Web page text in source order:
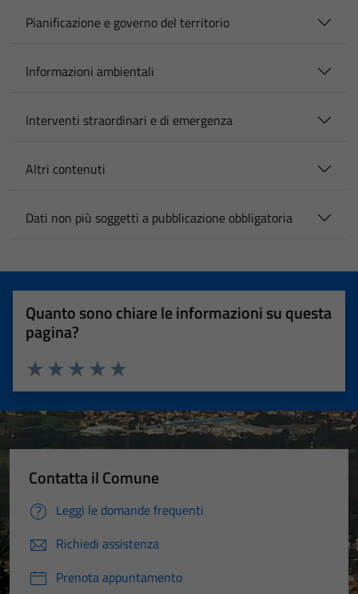
Pianificazione e governo del territorio
Informazioni ambientali
Interventi straordinari e di emergenza
Altri contenuti
Dati non più soggetti a pubblicazione obbligatoria
Quanto sono chiare le informazioni su questa
pagina?
Valuta 5 stelle su 5
Valuta 4 stelle su 5
Valuta 3 stelle su 5
Valuta 2 stelle su 5
Valuta 1 stelle su 5
Contatta il Comune
Leggi le domande frequenti
Richiedi assistenza
Prenota appuntamento